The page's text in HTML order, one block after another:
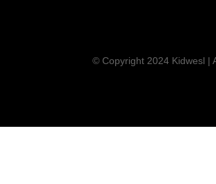
© Copyright 2024 Kidwesl |